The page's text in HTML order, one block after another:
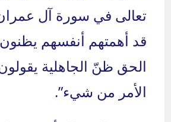
تعالى في سورة آل
قد أهمتهم أنفسهم يظنون
الحق ظنّ الجاهلية
الأمر من شيء”.